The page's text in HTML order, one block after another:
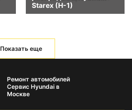
Starex (H-1)
Показать еще
Ремонт автомобилей
Сервис Hyundai в
Москве